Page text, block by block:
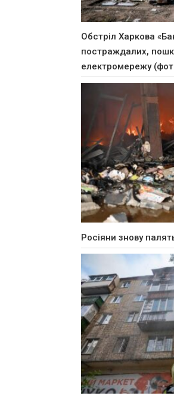
Обстріл Харкова
постраждалих,
електромережу
Росіяни знову